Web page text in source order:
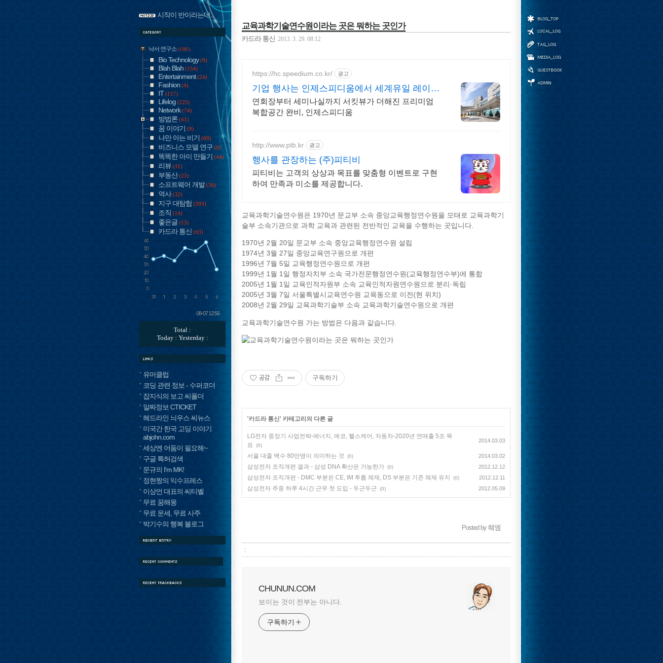
홈
위치로그
태그
미디어로그
방명록
관리자
교육과학기술연수원이라는 곳은 뭐하는 곳인가
카드라 통신 2013. 3. 29. 08:12
https://hc.speedium.co.kr/ 광고
기업 행사는 인제스피디움에서 세계유일 레이싱
서킷뷰 호텔
연회장부터 세미나실까지 서킷뷰가 더해진 프리미엄
복합공간 완비, 인제스피디움
http://www.ptb.kr 광고
행사를 관장하는 (주)피티비
피티비는 고객의 상상과 목표를 맞춤형 이벤트로 구현
하여 만족과 미소를 제공합니다.
교육과학기술연수원은 1970년 문교부 소속 중앙교육행정연수원을 모태로 교육과학기
술부 소속기관으로 과학 교육과 관련된 전반적인 교육을 수행하는 곳입니다.
1970년 2월 20일 문교부 소속 중앙교육행정연수원 설립
1974년 3월 27일 중앙교육연구원으로 개편
1996년 7월 5일 교육행정연수원으로 개편
1999년 1월 1일 행정자치부 소속 국가전문행정연수원(교육행정연수부)에 통합
2005년 1월 1일 교육인적자원부 소속 교육인적자원연수원으로 분리·독립
2005년 3월 7일 서울특별시교육연수원 교육동으로 이전(현 위치)
2008년 2월 29일 교육과학기술부 소속 교육과학기술연수원으로 개편
교육과학기술연수원 가는 방법은 다음과 같습니다.
공감 구독하기
'카드라 통신' 카테고리의 다른 글
LG전자 중장기 사업전략-에너지, 에코, 헬스케어, 자동차-2020년 연매출 5조 목
표
(0)
2014.03.03
서울 대졸 백수 80만명이 의미하는 것 (0) 2014.03.02
삼성전자 조직개편 결과 - 삼성 DNA 확산은 가능한가 (0) 2012.12.12
삼성전자 조직개편 - DMC 부분은 CE, IM 투톱 체제, DS 부분은 기존 체제 유지 (0) 2012.12.11
삼성전자 주중 하루 4시간 근무 첫 도입 - 두근두근 (0) 2012.05.09
Posted by췌엠
:
CHUNUN.COM
보이는 것이 전부는 아니다.
구독하기
시작이 반이라는데...
낙서 연구소 (1385)
Bio Technology(9)
Blah Blah (154)
Entertainment(24)
Fashion (4)
IT (117)
Lifelog (225)
Network(74)
방법론 (41)
꿈 이야기 (9)
나만 아는 비기 (69)
비즈니스 모델 연구 (9)
똑똑한 아이 만들기 (44)
리뷰 (31)
부동산(23)
소프트웨어 개발(36)
역사(32)
지구 대탐험 (393)
조직 (14)
좋은글 (13)
카드라 통신 (63)
08-07 12:56
Total :
Today : Yesterday :
유머클럽
코딩 관련 정보 - 수퍼코더
잡지식의 보고 씨폴더
알짜정보 CTICKET
헤드라인 늬우스 씨뉴스
미국간 한국 고딩 이야기
abjohn.com
세상엔 어둠이 필요해~
구글 특허검색
문규의 I'm MK!
정현짱의 익수프레스
이상언 대표의 씨티벨
무료 꿈해몽
무료 운세, 무료 사주
박기수의 행복 블로그